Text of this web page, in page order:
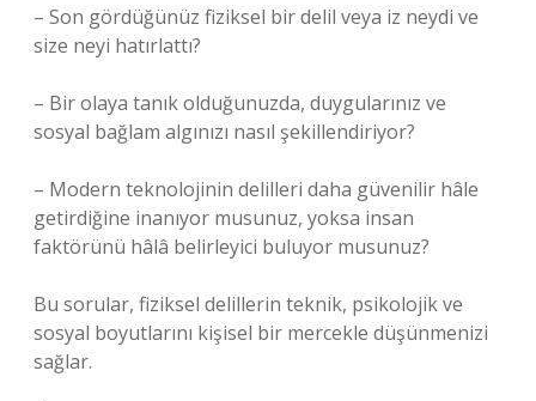
– Son gördüğünüz fiziksel bir delil veya iz neydi ve
size neyi hatırlattı?
– Bir olaya tanık olduğunuzda, duygularınız ve
sosyal bağlam algınızı nasıl şekillendiriyor?
– Modern teknolojinin delilleri daha güvenilir hâle
getirdiğine inanıyor musunuz, yoksa insan
faktörünü hâlâ belirleyici buluyor musunuz?
Bu sorular, fiziksel delillerin teknik, psikolojik ve
sosyal boyutlarını kişisel bir mercekle düşünmenizi
sağlar.